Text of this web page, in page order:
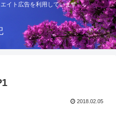
イト広告を利用しています
2018.02.05